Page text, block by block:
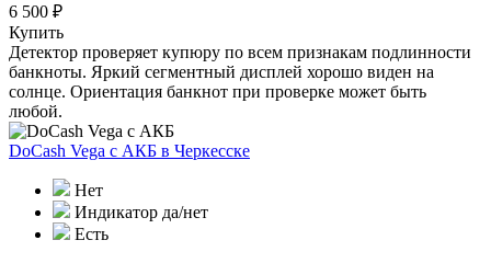
6 500 ₽
Купить
Детектор проверяет купюру по всем признакам подлинности
банкноты. Яркий сегментный дисплей хорошо виден на
солнце. Ориентация банкнот при проверке может быть
любой.
DoCash Vega с АКБ в Черкесске
Нет
Индикатор да/нет
Есть